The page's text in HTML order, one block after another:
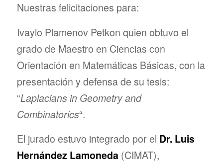
Nuestras felicitaciones para:
Ivaylo Plamenov Petkon quien obtuvo el
grado de Maestro en Ciencias con
Orientación en Matemáticas Básicas, con la
presentación y defensa de su tesis:
“Laplacians in Geometry and
Combinatorics“.
El jurado estuvo integrado por el Dr. Luis
Hernández Lamoneda (CIMAT),